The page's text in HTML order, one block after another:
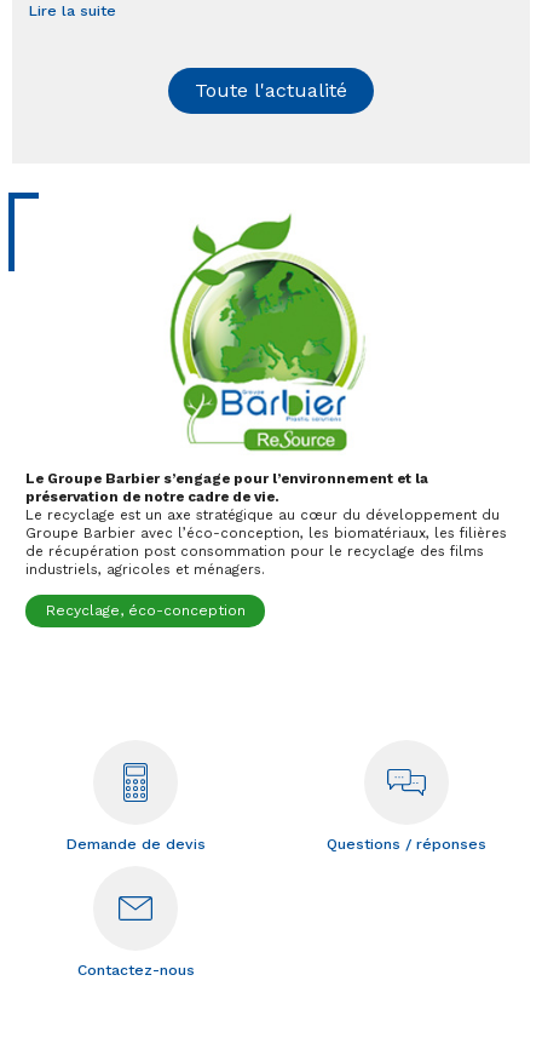
Lire la suite
Toute l'actualité
Le Groupe Barbier s’engage pour l’environnement et la
préservation de notre cadre de vie.
Le recyclage est un axe stratégique au cœur du développement du
Groupe Barbier avec l’éco-conception, les biomatériaux, les filières
de récupération post consommation pour le recyclage des films
industriels, agricoles et ménagers.
Recyclage, éco-conception
Demande de devis Questions / réponses
Contactez-nous